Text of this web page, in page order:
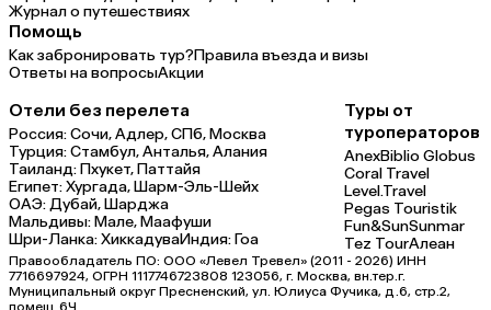
Журнал о путешествиях
Помощь
Как забронировать тур?Правила въезда и визы
Ответы на вопросыАкции
Отели без перелета
Россия:Сочи,Адлер,СПб,Москва
Турция:Стамбул,Анталья,Алания
Таиланд:Пхукет,Паттайя
Египет:Хургада,Шарм-Эль-Шейх
ОАЭ:Дубай,Шарджа
Мальдивы:Мале,Маафуши
Шри-Ланка:ХиккадуваИндия:Гоа
Туры от
туроператоров
AnexBiblio Globus
Coral Travel
Level.Travel
Pegas Touristik
Fun&SunSunmar
Tez TourАлеан
Правообладатель ПО: ООО «Левел Тревел» (2011 - 2026) ИНН
7716697924, ОГРН 1117746723808 123056, г. Москва, вн.тер.г.
Муниципальный округ Пресненский, ул. Юлиуса Фучика, д.6, стр.2,
помещ.6Ч